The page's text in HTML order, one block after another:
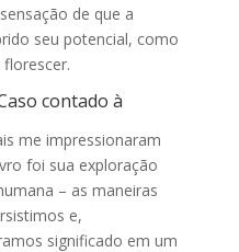
de que a
seu potencial, como
contado à
me impressionaram
foi sua exploração
– as maneiras
e,
significado em um